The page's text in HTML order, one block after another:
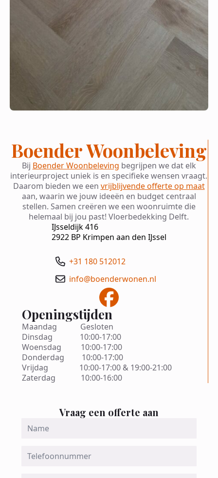
Boender Woonbeleving
Bij Boender Woonbeleving begrijpen we dat elk
interieurproject uniek is en specifieke wensen vraagt.
Daarom bieden we een vrijblijvende offerte op maat
aan, waarin we jouw ideeën en budget centraal
stellen. Samen creëren we een woonruimte die
helemaal bij jou past! Vloerbedekking Delft.
IJsseldijk 416
2922 BP Krimpen aan den IJssel
+31 180 512012
info@boenderwonen.nl
Openingstijden
Maandag Gesloten
Dinsdag 10:00-17:00
Woensdag 10:00-17:00
Donderdag 10:00-17:00
Vrijdag 10:00-17:00 & 19:00-21:00
Zaterdag 10:00-16:00
Vraag een offerte aan